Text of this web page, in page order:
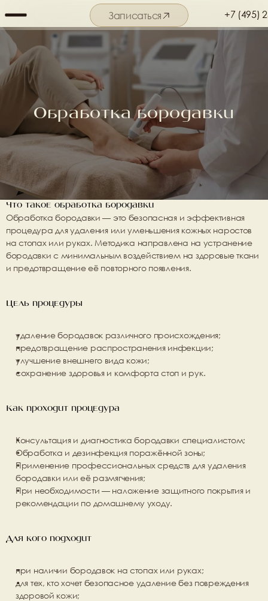
Записаться
Подробнее о салоне
+7 (495)
Обработка бородавки
Что такое обработка бородавки
Обработка бородавки — это безопасная и эффективная
процедура для удаления или уменьшения кожных наростов
на стопах или руках. Методика направлена на устранение
бородавки с минимальным воздействием на здоровые ткани
и предотвращение её повторного появления.
Цель процедуры
удаление бородавок различного происхождения;
предотвращение распространения инфекции;
улучшение внешнего вида кожи;
сохранение здоровья и комфорта стоп и рук.
Как проходит процедура
Консультация и диагностика бородавки специалистом;
Обработка и дезинфекция поражённой зоны;
Применение профессиональных средств для удаления
бородавки или её размягчения;
При необходимости — наложение защитного покрытия и
рекомендации по домашнему уходу.
Для кого подходит
при наличии бородавок на стопах или руках;
для тех, кто хочет безопасное удаление без повреждения
здоровой кожи;